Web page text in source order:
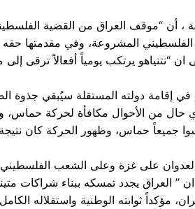
، أن “موقف العراق من القضية
الفلسطيني المشروعة، وفي مقدمتها
ان “نتنياهو يرتكب يومياً أفعالاً ترقى
إقامة دولته المستقلة سيُبقي جذوة
حال من الأحوال مكافأة لحركة
جميعاً حماس، وظهور الحركة كان
على غزة وعلى الشعب الفلسطيني
” العراق يجدد تمسكه ببناء شراكات
مؤكداً ثوابته الوطنية واستقلاله